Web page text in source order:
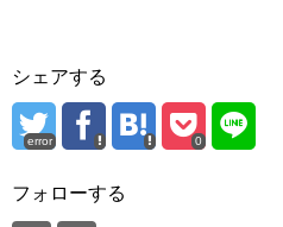
シェアする
error 0
フォローする